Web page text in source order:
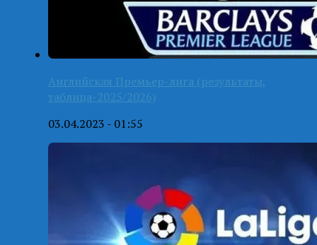
Английская Премьер-лига (результаты,
таблица-2025/2026)
03.04.2023 - 01:55